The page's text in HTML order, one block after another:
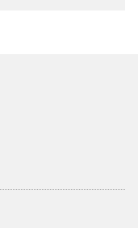
年
年